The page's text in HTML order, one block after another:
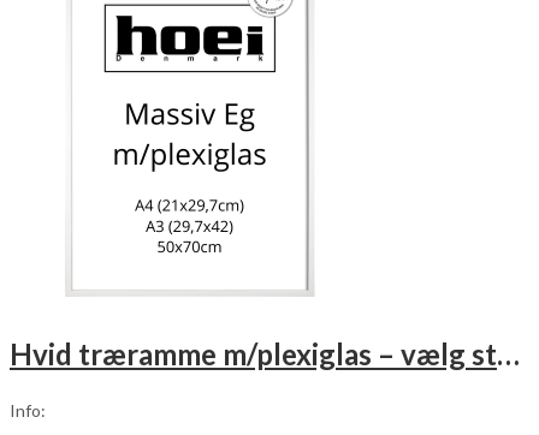
kan
vælges
på
Hvid træramme m/plexiglas – vælg størrelse
Info: